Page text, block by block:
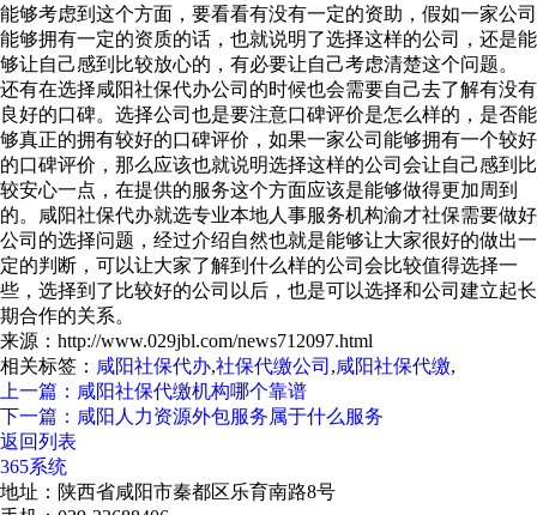
能够考虑到这个方面，要看看有没有一定的资助，假如一家公司
能够拥有一定的资质的话，也就说明了选择这样的公司，还是能
够让自己感到比较放心的，有必要让自己考虑清楚这个问题。
还有在选择咸阳社保代办公司的时候也会需要自己去了解有没有
良好的口碑。选择公司也是要注意口碑评价是怎么样的，是否能
够真正的拥有较好的口碑评价，如果一家公司能够拥有一个较好
的口碑评价，那么应该也就说明选择这样的公司会让自己感到比
较安心一点，在提供的服务这个方面应该是能够做得更加周到
的。咸阳社保代办就选专业本地人事服务机构渝才社保需要做好
公司的选择问题，经过介绍自然也就是能够让大家很好的做出一
定的判断，可以让大家了解到什么样的公司会比较值得选择一
些，选择到了比较好的公司以后，也是可以选择和公司建立起长
期合作的关系。
来源：http://www.029jbl.com/news712097.html
相关标签： 咸阳社保代办,社保代缴公司 ,咸阳社保代缴,
上一篇：咸阳社保代缴机构哪个靠谱
下一篇：咸阳人力资源外包服务属于什么服务
返回列表
365系统
地址：陕西省咸阳市秦都区乐育南路8号